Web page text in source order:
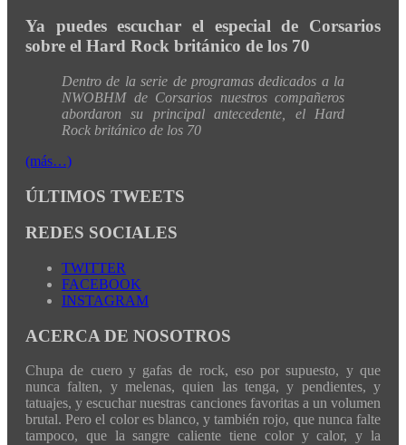
Ya puedes escuchar el especial de Corsarios
sobre el Hard Rock británico de los 70
Dentro de la serie de programas dedicados a la
NWOBHM de Corsarios nuestros compañeros
abordaron su principal antecedente, el Hard
Rock británico de los 70
(más…)
ÚLTIMOS TWEETS
REDES SOCIALES
TWITTER
FACEBOOK
INSTAGRAM
ACERCA DE NOSOTROS
Chupa de cuero y gafas de rock, eso por supuesto, y que
nunca falten, y melenas, quien las tenga, y pendientes, y
tatuajes, y escuchar nuestras canciones favoritas a un volumen
brutal. Pero el color es blanco, y también rojo, que nunca falte
tampoco, que la sangre caliente tiene color y calor, y la